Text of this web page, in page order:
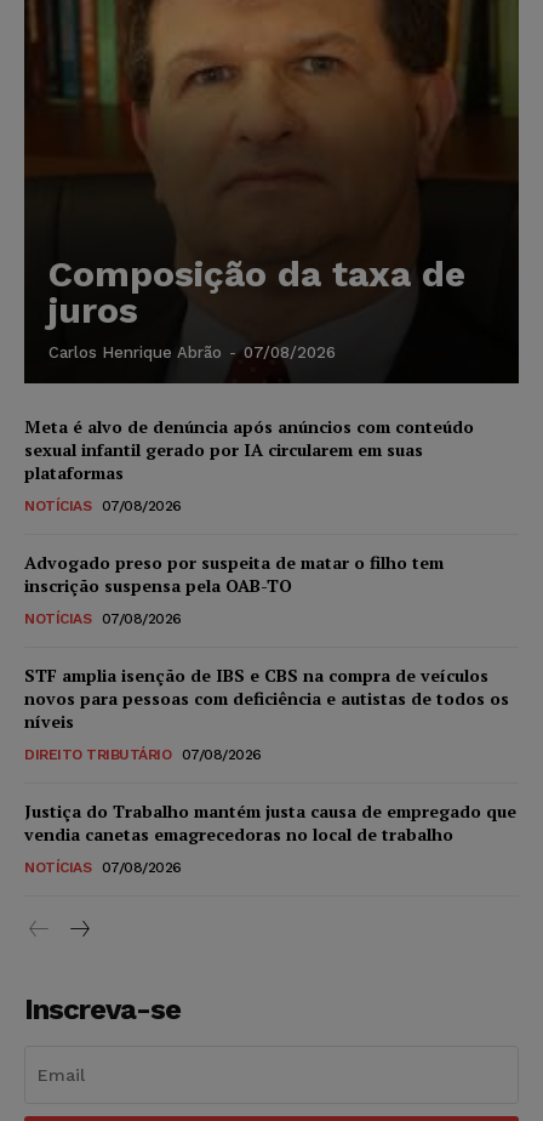
Composição da taxa de
juros
Carlos Henrique Abrão - 07/08/2026
Meta é alvo de denúncia após anúncios com conteúdo
sexual infantil gerado por IA circularem em suas
plataformas
NOTÍCIAS 07/08/2026
Advogado preso por suspeita de matar o filho tem
inscrição suspensa pela OAB-TO
NOTÍCIAS 07/08/2026
STF amplia isenção de IBS e CBS na compra de veículos
novos para pessoas com deficiência e autistas de todos os
níveis
DIREITO TRIBUTÁRIO 07/08/2026
Justiça do Trabalho mantém justa causa de empregado que
vendia canetas emagrecedoras no local de trabalho
NOTÍCIAS 07/08/2026
Inscreva-se